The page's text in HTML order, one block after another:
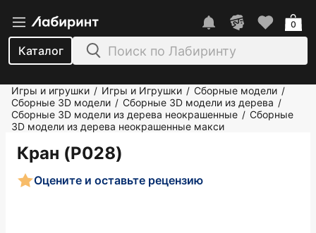
Каталог
0
Игры и игрушки / Игры и Игрушки / Сборные модели /
Сборные 3D модели / Сборные 3D модели из дерева /
Сборные 3D модели из дерева неокрашенные / Сборные
3D модели из дерева неокрашенные макси
Кран (P028)
Оцените и оставьте рецензию